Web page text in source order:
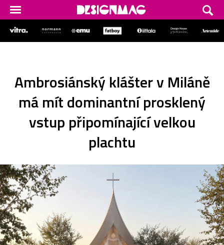
Ambrosiánský klášter v Miláně
má mít dominantní prosklený
vstup připomínající velkou
plachtu